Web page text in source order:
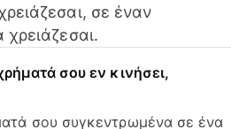
σε έναν
σου εν κινήσει,
σου συγκεντρωμένα σε ένα